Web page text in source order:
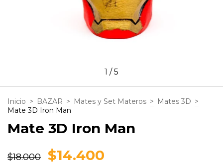
1 /5
Inicio > BAZAR > Mates y Set Materos > Mates 3D >
Mate 3D Iron Man
Mate 3D Iron Man
$18.000 $14.400